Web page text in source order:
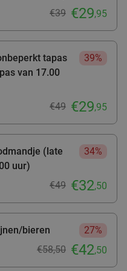
51%
+ appelflap of
Wo Do
Regulier €45,75
€22,50
40%
om af te halen
Wo Do
Vr
9.8
27 min.
Regulier €9,10
€39 €29,95
tapas
van 17.00
39%
€49 €29,95
(late
uur)
34%
€49 €32,50
bieren
27%
€58,50 €42,50